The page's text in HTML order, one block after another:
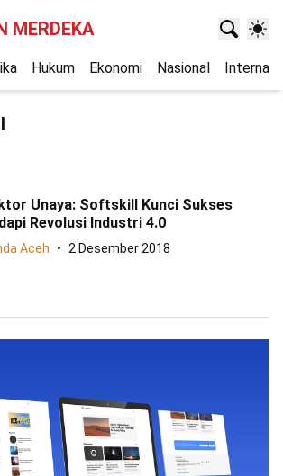
MERDEKA
Hukum Ekonomi Nasional
Unaya: Softskill Kunci Sukses
Revolusi Industri 4.0
Aceh 2 Desember 2018